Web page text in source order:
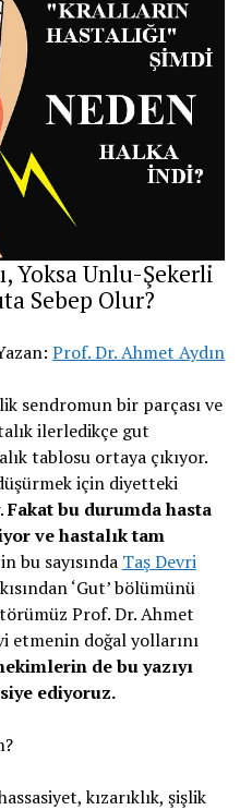
Yoksa Unlu-Şekerli
Sebep Olur?
Prof. Dr. Ahmet Aydın
sendromun bir parçası ve
ilerledikçe gut
tablosu ortaya çıkıyor.
için diyetteki
Fakat bu durumda hasta
ve hastalık tam
bu sayısında Taş Devri
‘Gut’ bölümünü
Prof. Dr. Ahmet
etmenin doğal yollarını
de bu yazıyı
ediyoruz.
kızarıklık, şişlik